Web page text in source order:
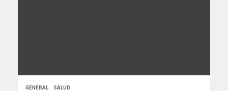
GENERAL SALUD